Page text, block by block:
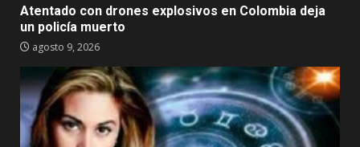
Atentado con drones explosivos en Colombia deja
un policía muerto
agosto 9, 2026